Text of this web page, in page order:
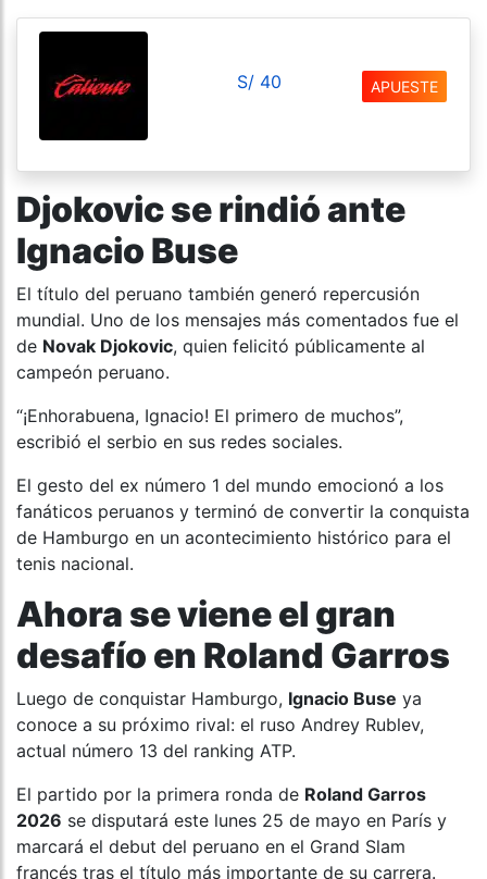
S/ 40 APUESTE
Djokovic se rindió ante
Ignacio Buse
El título del peruano también generó repercusión
mundial. Uno de los mensajes más comentados fue el
de Novak Djokovic, quien felicitó públicamente al
campeón peruano.
“¡Enhorabuena, Ignacio! El primero de muchos”,
escribió el serbio en sus redes sociales.
El gesto del ex número 1 del mundo emocionó a los
fanáticos peruanos y terminó de convertir la conquista
de Hamburgo en un acontecimiento histórico para el
tenis nacional.
Ahora se viene el gran
desafío en Roland Garros
Luego de conquistar Hamburgo, Ignacio Buse ya
conoce a su próximo rival: el ruso Andrey Rublev,
actual número 13 del ranking ATP.
El partido por la primera ronda de Roland Garros
2026 se disputará este lunes 25 de mayo en París y
marcará el debut del peruano en el Grand Slam
francés tras el título más importante de su carrera.